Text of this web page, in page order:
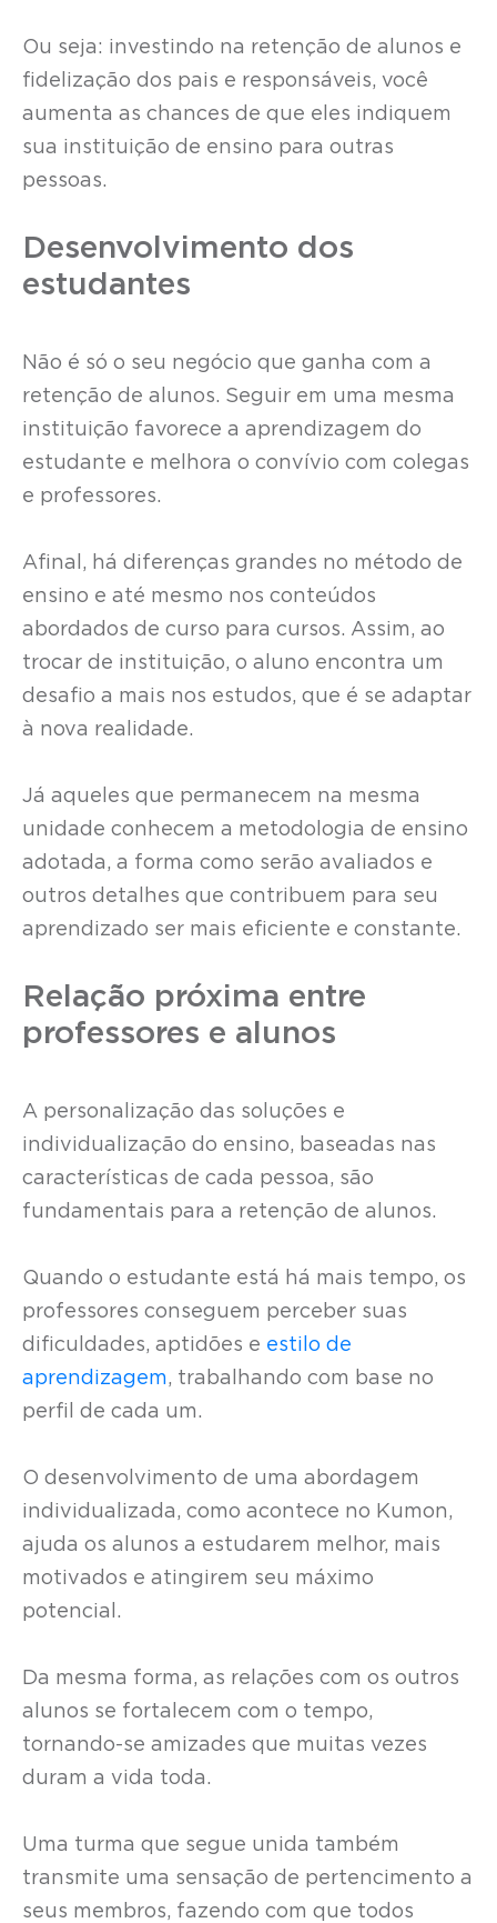
Ou seja: investindo na retenção de alunos e
fidelização dos pais e responsáveis, você
aumenta as chances de que eles indiquem
sua instituição de ensino para outras
pessoas.
Desenvolvimento dos
estudantes
Não é só o seu negócio que ganha com a
retenção de alunos. Seguir em uma mesma
instituição favorece a aprendizagem do
estudante e melhora o convívio com colegas
e professores.
Afinal, há diferenças grandes no método de
ensino e até mesmo nos conteúdos
abordados de curso para cursos. Assim, ao
trocar de instituição, o aluno encontra um
desafio a mais nos estudos, que é se adaptar
à nova realidade.
Já aqueles que permanecem na mesma
unidade conhecem a metodologia de ensino
adotada, a forma como serão avaliados e
outros detalhes que contribuem para seu
aprendizado ser mais eficiente e constante.
Relação próxima entre
professores e alunos
A personalização das soluções e
individualização do ensino, baseadas nas
características de cada pessoa, são
fundamentais para a retenção de alunos.
Quando o estudante está há mais tempo, os
professores conseguem perceber suas
dificuldades, aptidões e estilo de
aprendizagem, trabalhando com base no
perfil de cada um.
O desenvolvimento de uma abordagem
individualizada, como acontece no Kumon,
ajuda os alunos a estudarem melhor, mais
motivados e atingirem seu máximo
potencial.
Da mesma forma, as relações com os outros
alunos se fortalecem com o tempo,
tornando-se amizades que muitas vezes
duram a vida toda.
Uma turma que segue unida também
transmite uma sensação de pertencimento a
seus membros, fazendo com que todos